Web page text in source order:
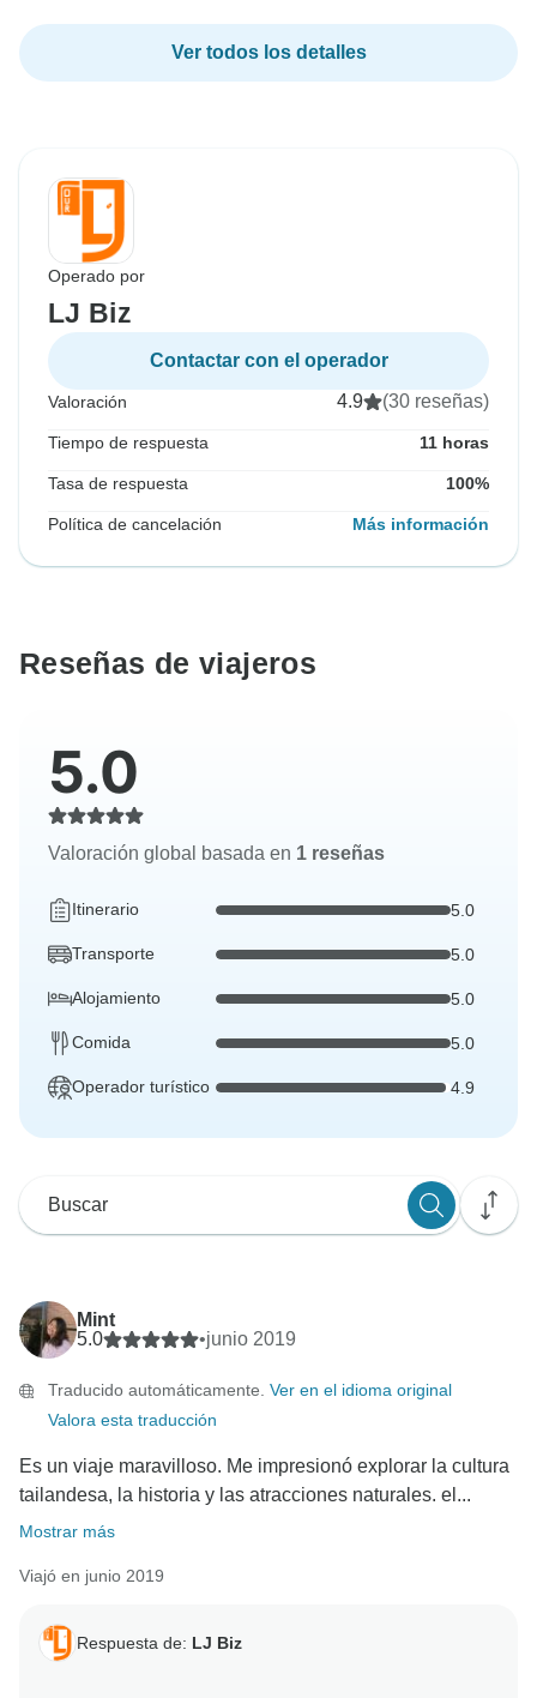
Ver todos los detalles
Operado por
LJ Biz
Contactar con el operador
Valoración 4.9 (30 reseñas)
Tiempo de respuesta 11 horas
Tasa de respuesta 100%
Política de cancelación Más información
Reseñas de viajeros
5.0
Valoración global basada en 1 reseñas
Itinerario 5.0
Transporte 5.0
Alojamiento 5.0
Comida 5.0
Operador turístico 4.9
Mint
5.0
•junio 2019
Traducido automáticamente. Ver en el idioma original
Valora esta traducción
Es un viaje maravilloso. Me impresionó explorar la cultura
tailandesa, la historia y las atracciones naturales. el...
Mostrar más
Viajó en junio 2019
Respuesta de: LJ Biz